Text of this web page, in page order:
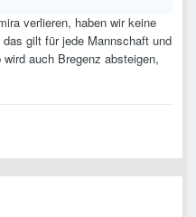
verlieren, haben wir keine
gilt für jede Mannschaft und
auch Bregenz absteigen,